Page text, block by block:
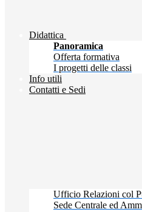
Didattica
Panoramica
Offerta formativa
I progetti delle classi
Info utili
Contatti e Sedi
Ufficio Relazioni col
Sede Centrale ed